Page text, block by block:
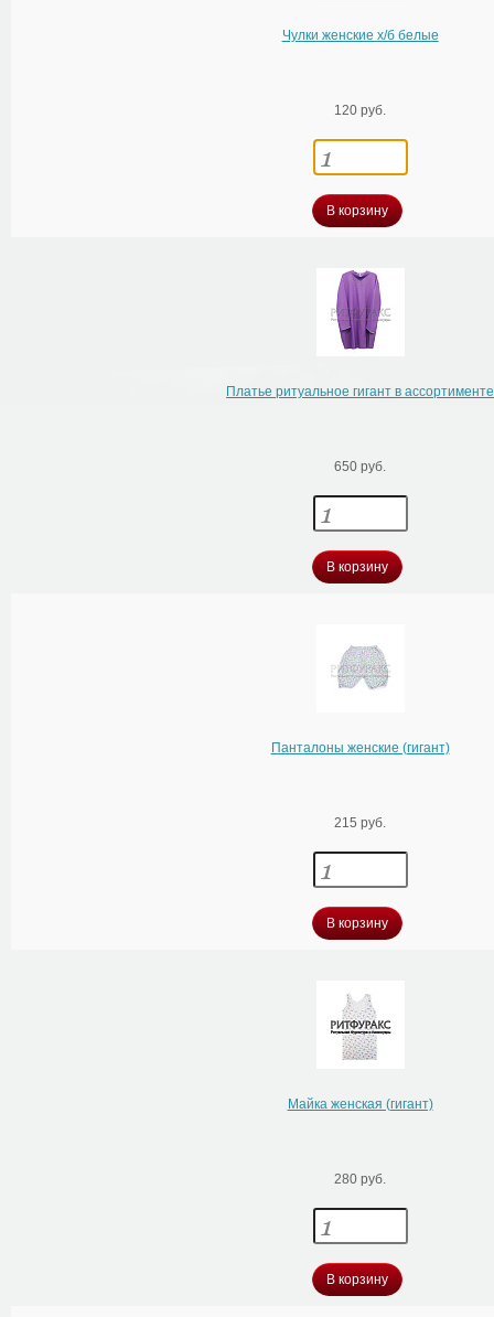
Чулки женские х/б белые
120 руб.
В корзину
Платье ритуальное гигант в ассортименте
650 руб.
В корзину
Панталоны женские (гигант)
215 руб.
В корзину
Майка женская (гигант)
280 руб.
В корзину